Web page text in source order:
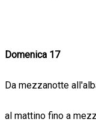
Domenica 17
Da mezzanotte
al mattino fino a